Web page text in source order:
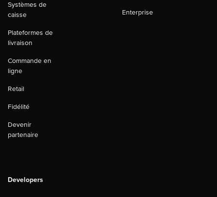
Systèmes de
caisse
Plateformes de
livraison
Commande en
ligne
Retail
Fidélité
Devenir
partenaire
Enterprise
Developers